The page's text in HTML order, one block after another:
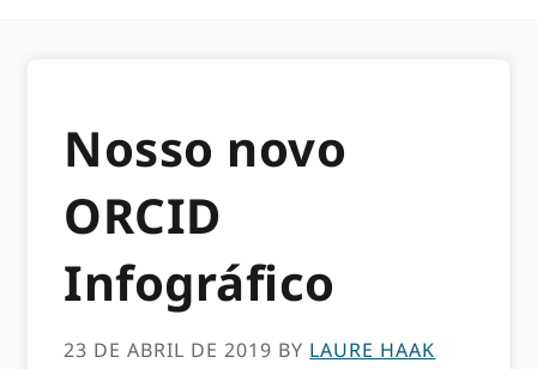
Nosso novo
ORCID
Infográfico
23 DE ABRIL DE 2019 BY LAURE HAAK